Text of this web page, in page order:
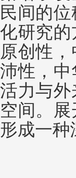
民间的
化研究
原创性
沛性，
活力与
空间。
形成一种